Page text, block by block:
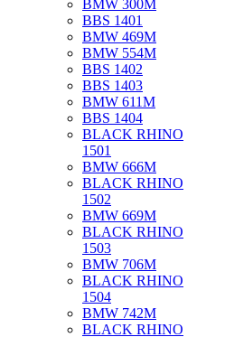
BMW 300M
BBS 1401
BMW 469M
BMW 554M
BBS 1402
BBS 1403
BMW 611M
BBS 1404
BLACK RHINO
1501
BMW 666M
BLACK RHINO
1502
BMW 669M
BLACK RHINO
1503
BMW 706M
BLACK RHINO
1504
BMW 742M
BLACK RHINO